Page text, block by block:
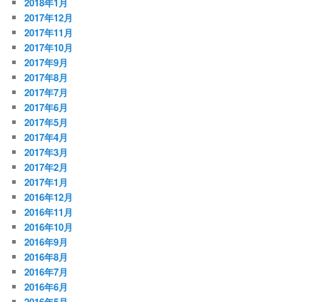
2018年1月
2017年12月
2017年11月
2017年10月
2017年9月
2017年8月
2017年7月
2017年6月
2017年5月
2017年4月
2017年3月
2017年2月
2017年1月
2016年12月
2016年11月
2016年10月
2016年9月
2016年8月
2016年7月
2016年6月